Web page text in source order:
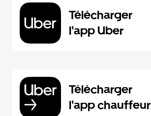
Télécharger
l'app Uber
Télécharger
l'app chauffeur